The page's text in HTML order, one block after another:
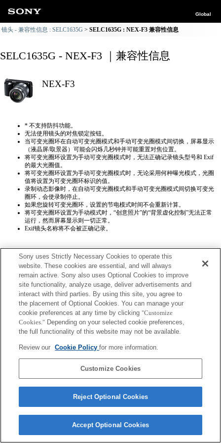
Global
镜头 - 兼容性信息 : SELC1635G SELC1635G : NEX-F3 兼容性信息
SELC1635G - NEX-F3 ｜兼容性信息
NEX-F3
* 不支持防抖功能。
无法使用镜头的对焦锁定按钮。
当可变光圈环在自动可变光圈模式和手动可变光圈模式间切换，屏幕显示
（液晶屏/取景器）可能会闪烁几秒钟并可能重置对焦位置。
将可变光圈环设置为手动可变光圈模式时，无法正确​​记录镜头型号和 Exif
的最大光圈值。
将可变光圈环设置为手动可变光圈模式时，无论采用何种曝光模式，光圈
值将设置为可变光圈环标识的值。
录制动态影像时，在自动可变光圈模式和手动可变光圈模式间切换可变光
圈环，会使录制停止。
如果您旋转可变光圈环，设置的节电模式时间不会重新计算。
将可变光圈环设置为手动模式时，“创意照片”的“背景虚化控制”无法正常
运行，然而屏幕显示则一切正常。
Exif镜头名称将不会被正确记录。
Terms of Use Contact Us
Sony uses Strictly Necessary Cookies to operate this
website. These cookies are essential, and will always
remain active. Sony also uses Optional Cookies to improve
site functionality, analyze usage, deliver advertisements and
interact with third parties. By using this site, you agree to
the placement of Optional Cookies. You can manage your
cookie preferences at any time by clicking "Customize
Cookies." Depending on your selected cookie preferences,
the full functionality of this website may not be available.
Review our Cookie Policyfor more information.
Customize Cookies
Reject Optional Cookies
Accept Optional Cookies